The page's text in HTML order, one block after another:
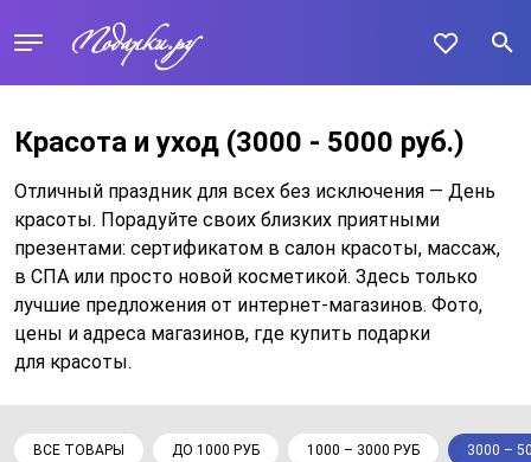
Красота и уход (3000 - 5000 руб.)
Отличный праздник для всех без исключения — День
красоты. Порадуйте своих близких приятными
презентами: сертификатом в салон красоты, массаж,
в СПА или просто новой косметикой. Здесь только
лучшие предложения от интернет-магазинов. Фото,
цены и адреса магазинов, где купить подарки
для красоты.
ВСЕ ТОВАРЫ ДО 1000 РУБ 1000 – 3000 РУБ 3000 –